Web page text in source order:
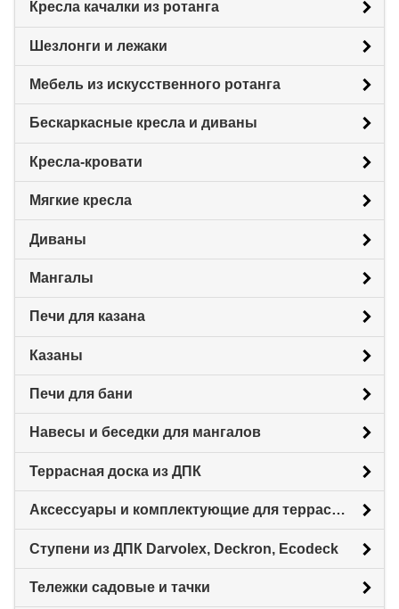
Кресла качалки из ротанга
Шезлонги и лежаки
Мебель из искусственного ротанга
Бескаркасные кресла и диваны
Кресла-кровати
Мягкие кресла
Диваны
Мангалы
Печи для казана
Казаны
Печи для бани
Навесы и беседки для мангалов
Террасная доска из ДПК
Аксессуары и комплектующие для террасной доски
Ступени из ДПК Darvolex, Deckron, Ecodeck
Тележки садовые и тачки